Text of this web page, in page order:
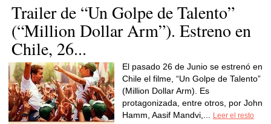
Trailer de “Un Golpe de Talento”
(“Million Dollar Arm”). Estreno en
Chile, 26...
El pasado 26 de Junio se estrenó en
Chile el filme, “Un Golpe de Talento”
(Million Dollar Arm). Es
protagonizada, entre otros, por John
Hamm, Aasif Mandvi,...
Leer el resto